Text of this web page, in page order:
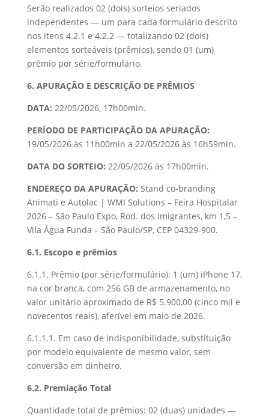
Serão realizados 02 (dois) sorteios seriados
independentes — um para cada formulário descrito
nos itens 4.2.1 e 4.2.2 — totalizando 02 (dois)
elementos sorteáveis (prêmios), sendo 01 (um)
prêmio por série/formulário.
6. APURAÇÃO E DESCRIÇÃO DE PRÊMIOS
DATA: 22/05/2026, 17h00min.
PERÍODO DE PARTICIPAÇÃO DA APURAÇÃO:
19/05/2026 às 11h00min a 22/05/2026 às 16h59min.
DATA DO SORTEIO: 22/05/2026 às 17h00min.
ENDEREÇO DA APURAÇÃO: Stand co-branding
Animati e Autolac | WMI Solutions – Feira Hospitalar
2026 – São Paulo Expo, Rod. dos Imigrantes, km 1,5 –
Vila Água Funda – São Paulo/SP, CEP 04329-900.
6.1. Escopo e prêmios
6.1.1. Prêmio (por série/formulário): 1 (um) iPhone 17,
na cor branca, com 256 GB de armazenamento, no
valor unitário aproximado de R$ 5.900,00 (cinco mil e
novecentos reais), aferível em maio de 2026.
6.1.1.1. Em caso de indisponibilidade, substituição
por modelo equivalente de mesmo valor, sem
conversão em dinheiro.
6.2. Premiação Total
Quantidade total de prêmios: 02 (duas) unidades —